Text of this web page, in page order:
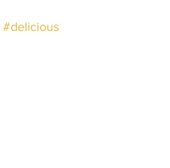
#delicious